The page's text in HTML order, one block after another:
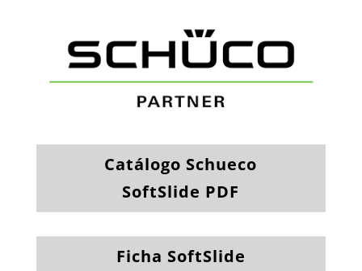
Catálogo Schueco
SoftSlide PDF
Ficha SoftSlide